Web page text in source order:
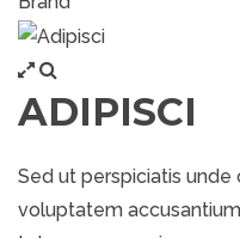
ADIPISCI
Sed ut perspiciatis unde
voluptatem